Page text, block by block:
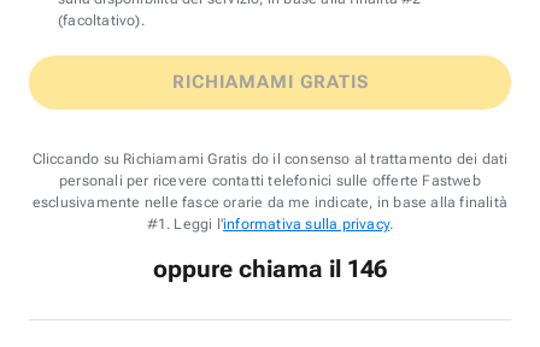
(facoltativo).
RICHIAMAMI GRATIS
Cliccando su Richiamami Gratis do il consenso al trattamento dei dati
personali per ricevere contatti telefonici sulle offerte Fastweb
esclusivamente nelle fasce orarie da me indicate, in base alla finalità
#1. Leggi l'informativa sulla privacy.
oppure chiama il 146